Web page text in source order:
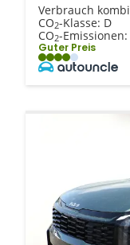
Verbrauch
CO2-Klasse: D
CO2-Emissionen:
Guter Preis